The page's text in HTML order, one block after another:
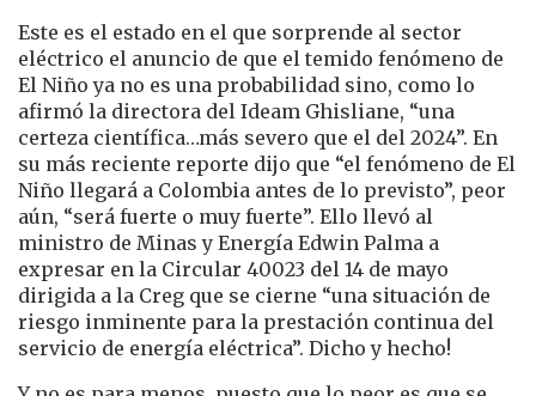
Este es el estado en el que sorprende al sector
eléctrico el anuncio de que el temido fenómeno de
El Niño ya no es una probabilidad sino, como lo
afirmó la directora del Ideam Ghisliane, “una
certeza científica…más severo que el del 2024”. En
su más reciente reporte dijo que “el fenómeno de El
Niño llegará a Colombia antes de lo previsto”, peor
aún, “será fuerte o muy fuerte”. Ello llevó al
ministro de Minas y Energía Edwin Palma a
expresar en la Circular 40023 del 14 de mayo
dirigida a la Creg que se cierne “una situación de
riesgo inminente para la prestación continua del
servicio de energía eléctrica”. Dicho y hecho!